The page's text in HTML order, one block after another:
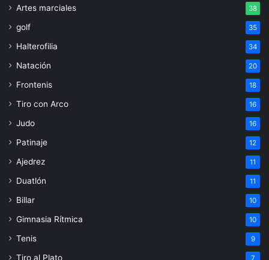
Artes marciales 38
golf 35
Halterofilia 34
Natación 20
Frontenis 18
Tiro con Arco 16
Judo 16
Patinaje 12
Ajedrez 11
Duatlón 11
Billar 10
Gimnasia Rítmica 10
Tenis 9
Tiro al Plato 7